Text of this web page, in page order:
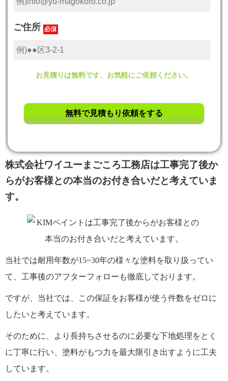
ご住所 必須
お見積りは無料です、お気軽にご依頼ください。
株式会社ワイユーまごころ工務店は工事完了後か
らがお客様との本当のお付き合いだと考えていま
す。
当社では耐用年数が15~30年の様々な塗料を取り扱ってい
て、工事後のアフターフォローも徹底しております。
ですが、当社では、この保証をお客様が使う件数をゼロに
したいと考えています。
そのために、より長持ちさせるのに必要な下地処理をとく
に丁寧に行い、塗料がもつ力を最大限引き出すように工夫
しています。